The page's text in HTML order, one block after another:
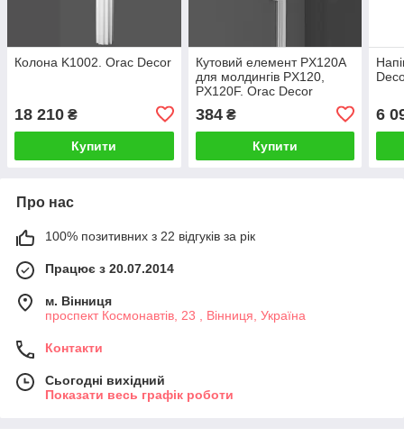
Колона K1002. Orac Decor
18 210 ₴
Купити
Кутовий елемент PX120A
для молдингів PX120,
PX120F. Orac Decor
384₴
Купити
6
Про нас
100% позитивних з 22 відгуків за рік
Працює з 20.07.2014
м. Вінниця
проспект Космонавтів, 23 , Вінниця, Україна
Контакти
Сьогодні вихідний
Показати весь графік роботи